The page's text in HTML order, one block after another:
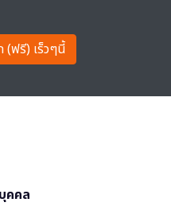
(ฟรี) เร็วๆนี้
คคล